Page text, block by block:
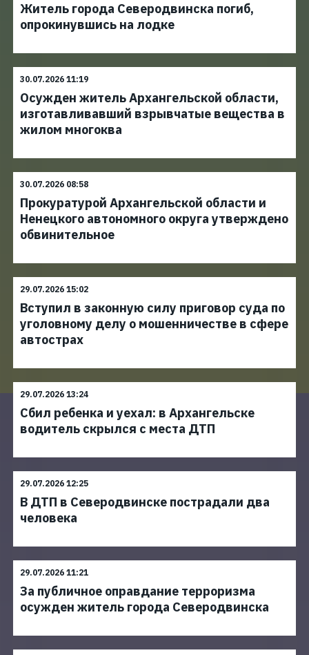
Житель города Северодвинска погиб,
опрокинувшись на лодке
30.07.2026 11:19
Осужден житель Архангельской области,
изготавливавший взрывчатые вещества в
жилом многоква
30.07.2026 08:58
Прокуратурой Архангельской области и
Ненецкого автономного округа утверждено
обвинительное
29.07.2026 15:02
Вступил в законную силу приговор суда по
уголовному делу о мошенничестве в сфере
автострах
29.07.2026 13:24
Сбил ребенка и уехал: в Архангельске
водитель скрылся с места ДТП
29.07.2026 12:25
В ДТП в Северодвинске пострадали два
человека
29.07.2026 11:21
За публичное оправдание терроризма
осужден житель города Северодвинска